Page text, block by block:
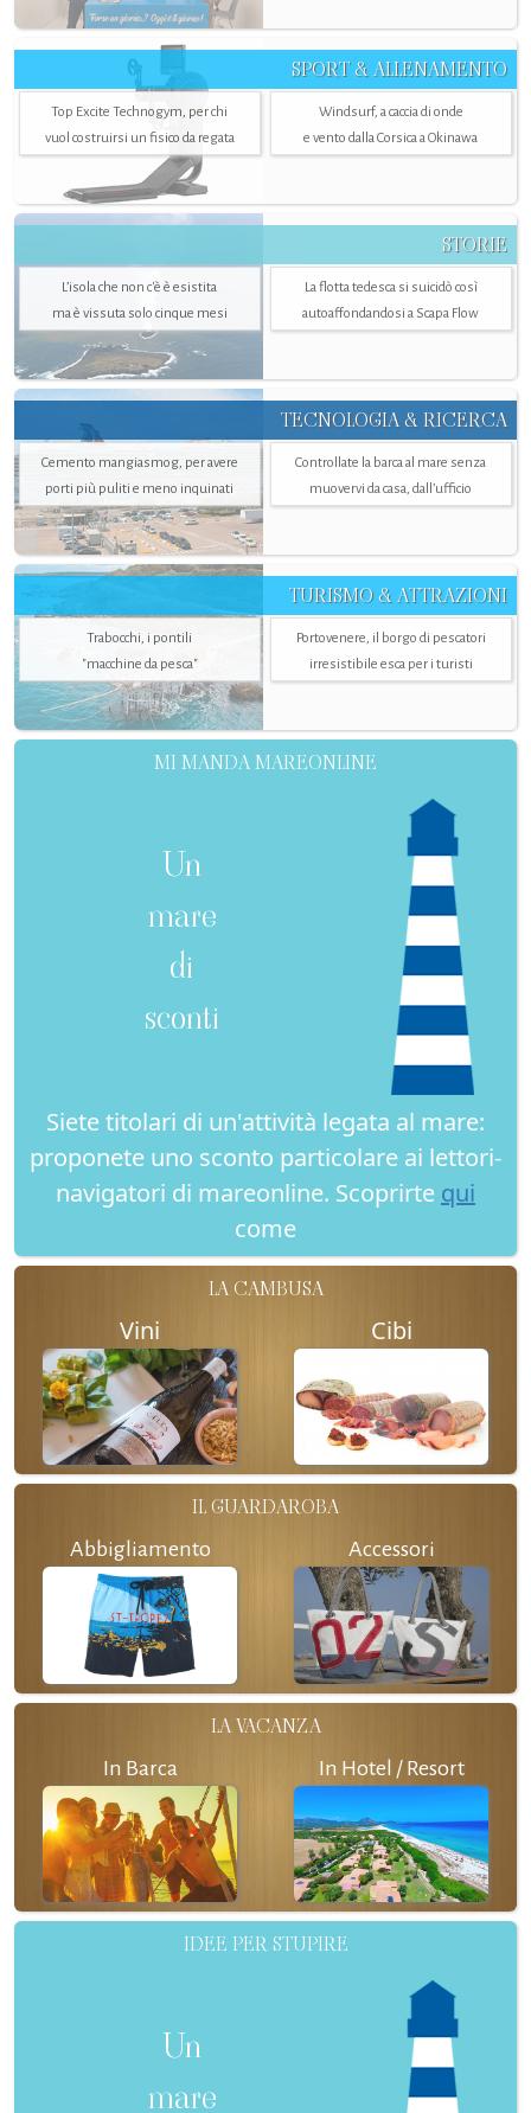
SPORT & ALLENAMENTO
Top Excite Technogym, per chi
vuol costruirsi un fisico da regata
Windsurf, a caccia di onde
e vento dalla Corsica a Okinawa
STORIE
L’isola che non c'è è esistita
ma è vissuta solo cinque mesi
La flotta tedesca si suicidò così
autoaffondandosi a Scapa Flow
TECNOLOGIA & RICERCA
Cemento mangiasmog, per avere
porti più puliti e meno inquinati
Controllate la barca al mare senza
muovervi da casa, dall’ufficio
TURISMO & ATTRAZIONI
Trabocchi, i pontili
"macchine da pesca"
Portovenere, il borgo di pescatori
irresistibile esca per i turisti
MI MANDA MAREONLINE
Un
mare
di
sconti
Siete titolari di un'attività legata al mare:
proponete uno sconto particolare ai lettori-
navigatori di mareonline. Scoprirte qui
come
LA CAMBUSA
Vini Cibi
IL GUARDAROBA
Abbigliamento Accessori
LA VACANZA
In Barca In Hotel / Resort
IDEE PER STUPIRE
Un
mare